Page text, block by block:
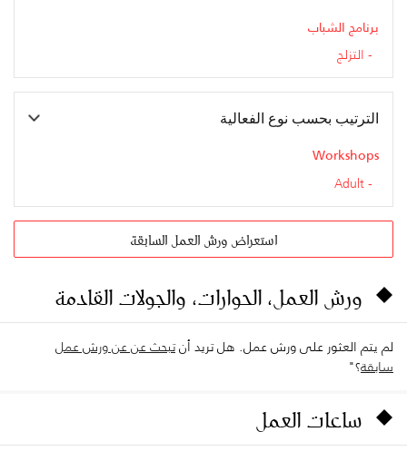
برنامج الشباب
التزلج
الترتيب بحسب نوع الفعالية
Workshops
Adult
استعراض ورش العمل السابقة
ورش العمل، الحوارات، والجولات القادمة
لم يتم العثور على ورش عمل. هل تريد أنتبحث عن عن ورش عمل
سابقة؟"
ساعات العمل